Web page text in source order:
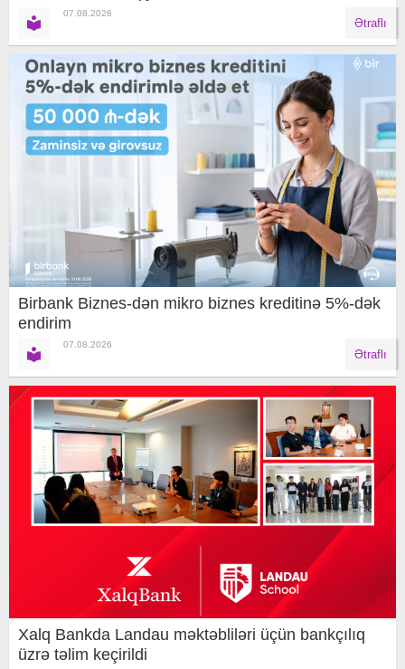
07.08.2026
Ətraflı
Birbank Biznes-dən mikro biznes kreditinə 5%-dək
endirim
07.08.2026
Ətraflı
Xalq Bankda Landau məktəbliləri üçün bankçılıq
üzrə təlim keçirildi